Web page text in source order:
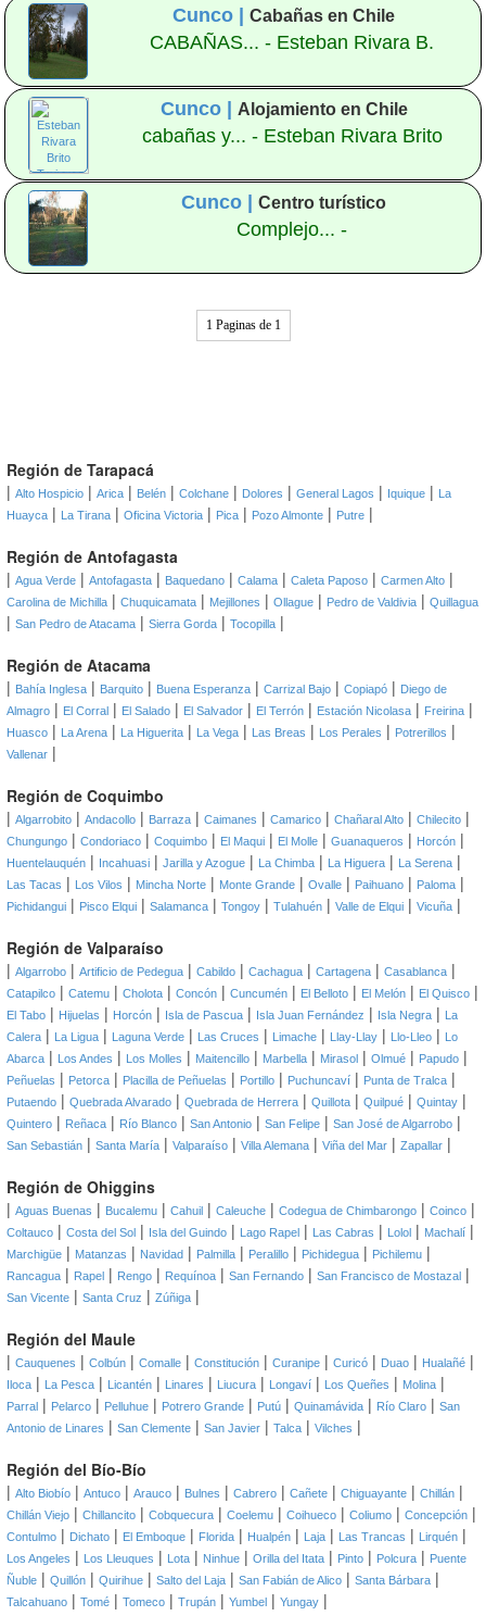
Cunco |Cabañas en Chile
CABAÑAS... - Esteban Rivara B.
Cunco | Alojamiento en Chile
cabañas y... - Esteban Rivara Brito
Cunco |Centro turístico
Complejo... -
1 Paginas de 1
Región de Tarapacá
| Alto Hospicio | Arica | Belén | Colchane | Dolores | General Lagos | Iquique |
La
Huayca | La Tirana | Oficina Victoria | Pica | Pozo Almonte | Putre |
Región de Antofagasta
| Agua Verde | Antofagasta | Baquedano | Calama | Caleta Paposo | Carmen Alto |
Carolina de Michilla | Chuquicamata | Mejillones | Ollague | Pedro de Valdivia | Quillagua
| San Pedro de Atacama | Sierra Gorda | Tocopilla |
Región de Atacama
| Bahía Inglesa | Barquito | Buena Esperanza | Carrizal Bajo | Copiapó | Diego de
Almagro | El Corral | El Salado | El Salvador | El Terrón | Estación Nicolasa | Freirina |
Huasco | La Arena | La Higuerita | La Vega | Las Breas | Los Perales | Potrerillos |
Vallenar |
Región de Coquimbo
| Algarrobito | Andacollo | Barraza | Caimanes | Camarico | Chañaral Alto | Chilecito |
Chungungo | Condoriaco | Coquimbo | El Maqui | El Molle | Guanaqueros | Horcón |
Huentelauquén | Incahuasi | Jarilla y Azogue | La Chimba | La Higuera | La Serena |
Las Tacas | Los Vilos | Mincha Norte | Monte Grande | Ovalle | Paihuano | Paloma |
Pichidangui | Pisco Elqui | Salamanca | Tongoy | Tulahuén | Valle de Elqui | Vicuña |
Región de Valparaíso
| Algarrobo | Artificio de Pedegua | Cabildo | Cachagua | Cartagena | Casablanca |
Catapilco | Catemu | Cholota | Concón | Cuncumén | El Belloto | El Melón | El Quisco |
El Tabo | Hijuelas | Horcón | Isla de Pascua | Isla Juan Fernández | Isla Negra |
La
Calera | La Ligua | Laguna Verde | Las Cruces | Limache | Llay-Llay | Llo-Lleo |
Lo
Abarca | Los Andes | Los Molles | Maitencillo | Marbella | Mirasol | Olmué | Papudo |
Peñuelas | Petorca | Placilla de Peñuelas | Portillo | Puchuncaví | Punta de Tralca |
Putaendo | Quebrada Alvarado | Quebrada de Herrera | Quillota | Quilpué | Quintay |
Quintero | Reñaca | Río Blanco | San Antonio | San Felipe | San José de Algarrobo |
San Sebastián | Santa María | Valparaíso | Villa Alemana | Viña del Mar | Zapallar |
Región de Ohiggins
| Aguas Buenas | Bucalemu | Cahuil | Caleuche | Codegua de Chimbarongo | Coinco |
Coltauco | Costa del Sol | Isla del Guindo | Lago Rapel | Las Cabras | Lolol | Machalí |
Marchigüe | Matanzas | Navidad | Palmilla | Peralillo | Pichidegua | Pichilemu |
Rancagua | Rapel | Rengo | Requínoa | San Fernando | San Francisco de Mostazal |
San Vicente | Santa Cruz | Zúñiga |
Región del Maule
| Cauquenes | Colbún | Comalle | Constitución | Curanipe | Curicó | Duao | Hualañé |
Iloca | La Pesca | Licantén | Linares | Liucura | Longaví | Los Queñes | Molina |
Parral | Pelarco | Pelluhue | Potrero Grande | Putú | Quinamávida | Río Claro | San
Antonio de Linares | San Clemente | San Javier | Talca | Vilches |
Región del Bío-Bío
| Alto Biobío | Antuco | Arauco | Bulnes | Cabrero | Cañete | Chiguayante | Chillán |
Chillán Viejo | Chillancito | Cobquecura | Coelemu | Coihueco | Coliumo | Concepción |
Contulmo | Dichato | El Emboque | Florida | Hualpén | Laja | Las Trancas | Lirquén |
Los Angeles | Los Lleuques | Lota | Ninhue | Orilla del Itata | Pinto | Polcura | Puente
Ñuble | Quillón | Quirihue | Salto del Laja | San Fabián de Alico | Santa Bárbara |
Talcahuano | Tomé | Tomeco | Trupán | Yumbel | Yungay |